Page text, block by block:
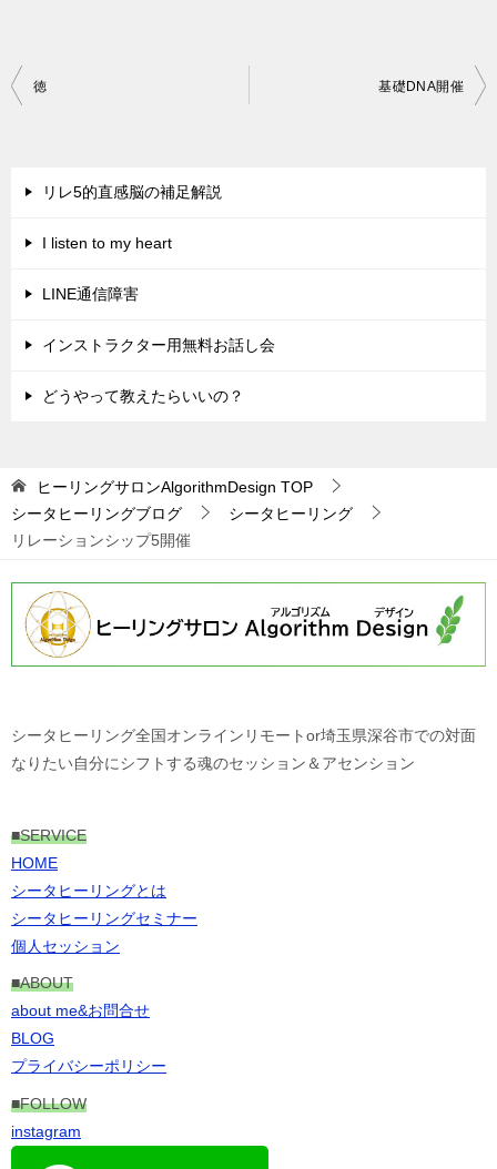
投
ビ
シ
徳 基礎DNA開催
リレ5的直感脳の補足解説
I listen to my heart
LINE通信障害
インストラクター用無料お話し会
どうやって教えたらいいの？
ヒーリングサロンAlgorithmDesign TOP
シータヒーリングブログ
シータヒーリング
リレーションシップ5開催
シータヒーリング全国オンラインリモートor埼玉県深谷市での対面
なりたい自分にシフトする魂のセッション＆アセンション
■SERVICE
HOME
シータヒーリングとは
シータヒーリングセミナー
個人セッション
■ABOUT
about me&お問合せ
BLOG
プライバシーポリシー
■FOLLOW
instagram